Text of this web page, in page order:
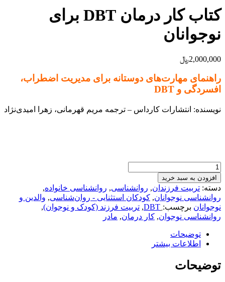
کتاب کار درمان DBT برای
نوجوانان
2,000,000﷼
راهنمای مهارت‌های دوستانه برای مدیریت اضطراب،
افسردگی و DBT
نویسنده: انتشارات کارداس – ترجمه مریم قهرمانی، زهرا امیدی‌نژاد
کتاب
کار
درمان
DBT
برای
نوجوانان
عدد
افزودن به سبد خرید
دسته: تربیت فرزندان, روانشناسی, روانشناسی خانواده,
روانشناسی نوجوانان, کودکان استثنایی - روان‌شناسی, والدین و
نوجوانان برچسب: , تربیت فرزند (کودک و نوجوان),
روانشناسی نوجوان, کار درمان, مادر
توضیحات
اطلاعات بیشتر
توضیحات